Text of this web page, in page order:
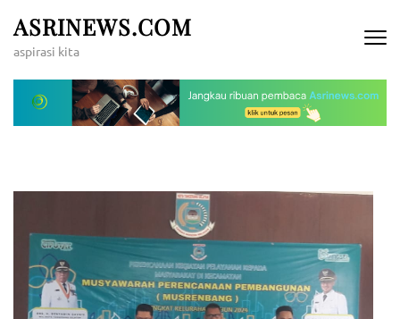
ke
konten
Enter)
ASRINEWS.COM
aspirasi kita